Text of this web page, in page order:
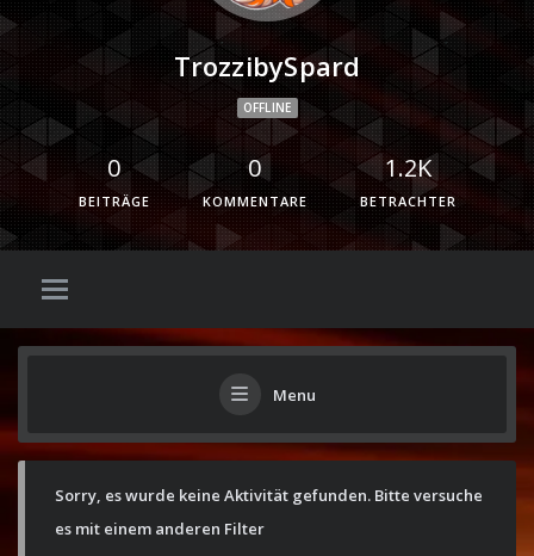
TrozzibySpard
OFFLINE
0
BEITRÄGE
0
KOMMENTARE
1.2K
BETRACHTER
Menu
Sorry, es wurde keine Aktivität gefunden. Bitte versuche
es mit einem anderen Filter